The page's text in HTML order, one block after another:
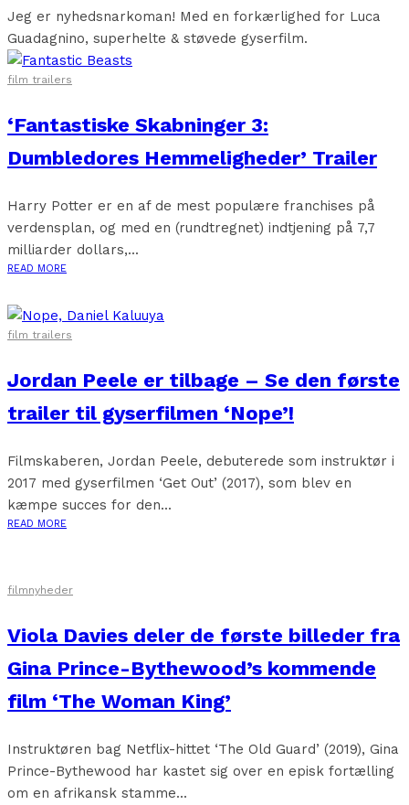
Jeg er nyhedsnarkoman! Med en forkærlighed for Luca
Guadagnino, superhelte & støvede gyserfilm.
film trailers
‘Fantastiske Skabninger 3:
Dumbledores Hemmeligheder’ Trailer
Harry Potter er en af de mest populære franchises på
verdensplan, og med en (rundtregnet) indtjening på 7,7
milliarder dollars,...
READ MORE
film trailers
Jordan Peele er tilbage – Se den første
trailer til gyserfilmen ‘Nope’!
Filmskaberen, Jordan Peele, debuterede som instruktør i
2017 med gyserfilmen ‘Get Out’ (2017), som blev en
kæmpe succes for den...
READ MORE
filmnyheder
Viola Davies deler de første billeder fra
Gina Prince-Bythewood’s kommende
film ‘The Woman King’
Instruktøren bag Netflix-hittet ‘The Old Guard’ (2019), Gina
Prince-Bythewood har kastet sig over en episk fortælling
om en afrikansk stamme...